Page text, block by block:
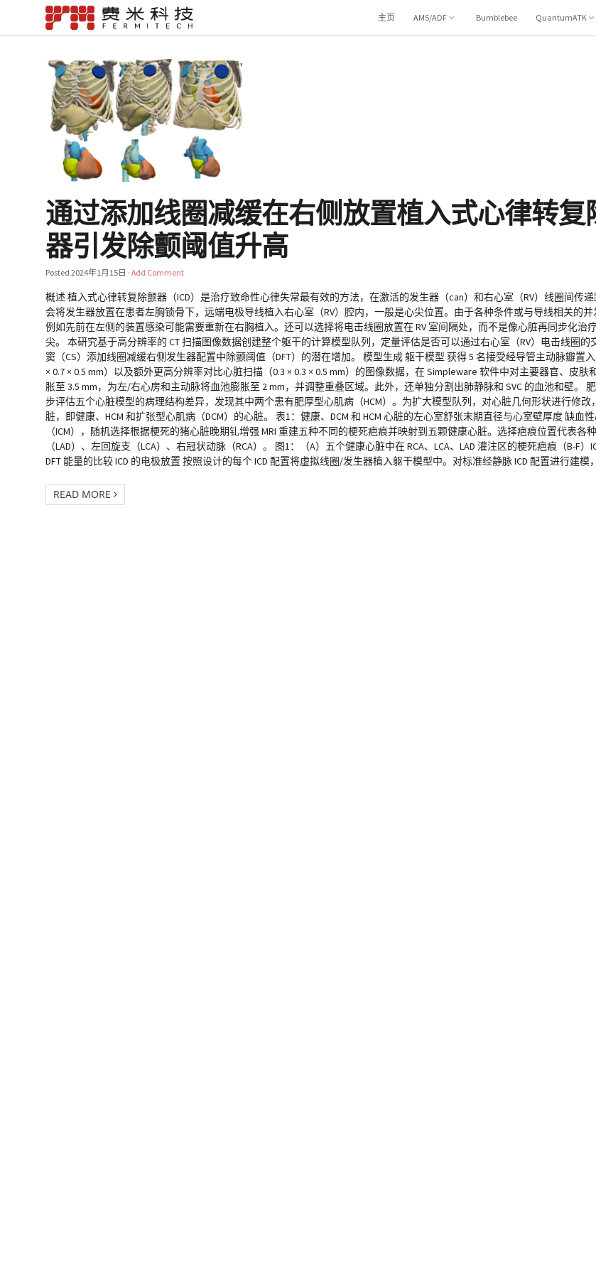
主页 AMS/ADF Bumblebee QuantumATK
通过添加线圈减缓在右侧放置植入式心律转复
器引发除颤阈值升高
Posted2024年1月15日 ·Add Comment
概述 植入式心律转复除颤器（ICD）是治疗致命性心律失常最有效的方法，在激活的发生器（can）和右心室（RV）线圈间传
会将发生器放置在患者左胸锁骨下，远端电极导线植入右心室（RV）腔内，一般是心尖位置。由于各种条件或与导线相关的并
例如先前在左侧的装置感染可能需要重新在右胸植入。还可以选择将电击线圈放置在 RV 室间隔处，而不是像心脏再同步化治
尖。 本研究基于高分辨率的 CT 扫描图像数据创建整个躯干的计算模型队列，定量评估是否可以通过右心室（RV）电击线圈的
窦（CS）添加线圈减缓右侧发生器配置中除颤阈值（DFT）的潜在增加。 模型生成 躯干模型 获得 5 名接受经导管主动脉瓣置
× 0.7 × 0.5 mm）以及额外更高分辨率对比心脏扫描（0.3 × 0.3 × 0.5 mm）的图像数据，在 Simpleware 软件中对主要器官、皮
胀至 3.5 mm，为左/右心房和主动脉将血池膨胀至 2 mm，并调整重叠区域。此外，还单独分割出肺静脉和 SVC 的血池和壁。
步评估五个心脏模型的病理结构差异，发现其中两个患有肥厚型心肌病（HCM）。为扩大模型队列，对心脏几何形状进行修
脏，即健康、HCM 和扩张型心肌病（DCM）的心脏。 表1：健康、DCM 和 HCM 心脏的左心室舒张末期直径与心室壁厚度 缺血
（ICM），随机选择根据梗死的猪心脏晚期钆增强 MRI 重建五种不同的梗死疤痕并映射到五颗健康心脏。选择疤痕位置代表各
（LAD）、左回旋支（LCA）、右冠状动脉（RCA）。 图1：（A）五个健康心脏中在 RCA、LCA、LAD 灌注区的梗死疤痕（B-F）
DFT 能量的比较 ICD 的电极放置 按照设计的每个 ICD 配置将虚拟线圈/发生器植入躯干模型中。对标准经静脉 ICD 配置进行建
READ MORE